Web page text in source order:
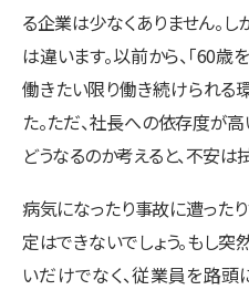
る企業は少なくありません。
は違います。以前から、「60
働きたい限り働き続けられる
た。ただ、社長への依存度が
どうなるのか考えると、不安は
病気になったり事故に遭った
定はできないでしょう。もし
いだけでなく、従業員を路